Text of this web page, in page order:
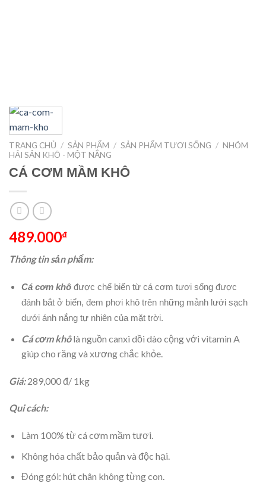
TRANG CHỦ / SẢN PHẨM / SẢN PHẨM TƯƠI SỐNG / NHÓM
HẢI SẢN KHÔ - MỘT NẮNG
CÁ CƠM MẦM KHÔ
489.000₫
Thông tin sản phẩm:
Cá cơm khô được chế biến từ cá cơm tươi sống được
đánh bắt ở biển, đem phơi khô trên những mảnh lưới sạch
dưới ánh nắng tự nhiên của mặt trời.
Cá cơm khôlà nguồn canxi dồi dào cộng với vitamin A
giúp cho răng và xương chắc khỏe.
Giá:289,000 đ/ 1kg
Qui cách:
Làm 100% từ cá cơm mầm tươi.
Không hóa chất bảo quản và độc hại.
Đóng gói: hút chân không từng con.